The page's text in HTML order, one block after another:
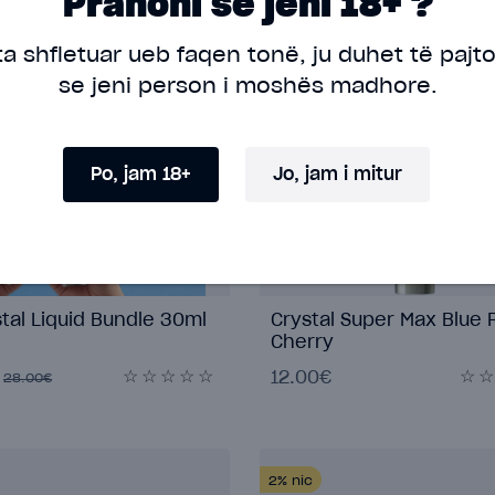
shfletuar ueb faqen tonë, ju duhet të
se jeni person i moshës madhore.
Po, jam 18+ Jo, jam i mitur
Liquid Bundle 30ml
28.00€
2%nic
Crystal Super Max Blue
Cherry
12.00€
2% nic